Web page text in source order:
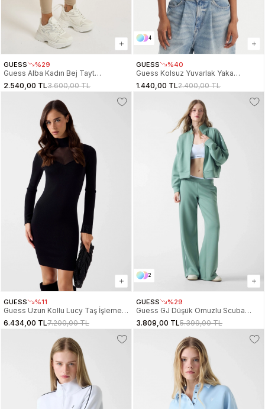
GUESS %29
Guess Alba Kadın Bej Tayt
V5BB06K1942-A10L
2.540,00 TL3.600,00 TL
4
GUESS %40
Guess Kolsuz Yuvarlak Yaka
Guendalina Kadın Yeşil Atlet
W6RP39KD092-G8CC
1.440,00 TL2.400,00 TL
GUESS %11
Guess Uzun Kollu Lucy Taş İşlemeli
Triko Kadın Siyah Elbise
W6RK61Z4842-JBLK
6.434,00 TL7.200,00 TL
2
GUESS %29
Guess GJ Düşük Omuzlu Scuba
Eşofman Kadın Yeşil Sweatshirt
W6RQ10KD122-G8FD
3.809,00 TL5.399,00 TL